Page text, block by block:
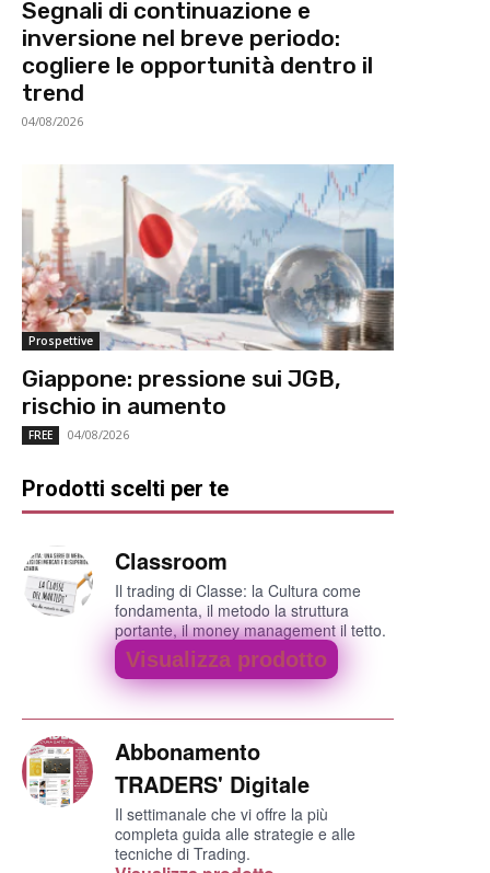
Segnali di continuazione e
inversione nel breve periodo:
cogliere le opportunità dentro il
trend
04/08/2026
Prospettive
Giappone: pressione sui JGB,
rischio in aumento
FREE 04/08/2026
Prodotti scelti per te
Classroom
Il trading di Classe: la Cultura come
fondamenta, il metodo la struttura
portante, il money management il tetto.
Visualizza prodotto
Abbonamento
TRADERS' Digitale
Il settimanale che vi offre la più
completa guida alle strategie e alle
tecniche di Trading.